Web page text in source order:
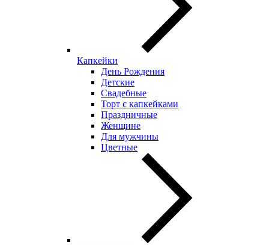
Капкейки
День Рождения
Детские
Свадебные
Торт с капкейками
Праздничные
Женщине
Для мужчины
Цветные